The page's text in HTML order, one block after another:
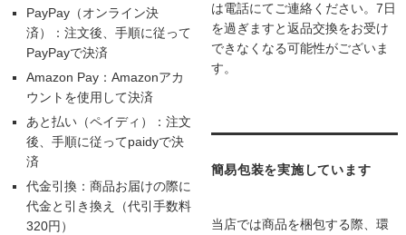
PayPay（オンライン決
済）：注文後、手順に従って
PayPayで決済
Amazon Pay：Amazonアカ
ウントを使用して決済
あと払い（ペイディ）：注文
後、手順に従ってpaidyで決
済
代金引換：商品お届けの際に
代金と引き換え（代引手数料
320円）
は電話にてご連絡ください。7日
を過ぎますと返品交換をお受け
できなくなる可能性がございま
す。
簡易包装を実施しています
当店では商品を梱包する際、環